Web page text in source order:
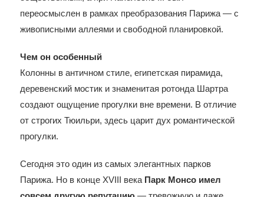
переосмыслен в рамках преобразования Парижа — с
живописными аллеями и свободной планировкой.
Чем он особенный
Колонны в античном стиле, египетская пирамида,
деревенский мостик и знаменитая ротонда Шартра
создают ощущение прогулки вне времени. В отличие
от строгих Тюильри, здесь царит дух романтической
прогулки.
Сегодня это один из самых элегантных парков
Парижа. Но в конце XVIII века Парк Монсо имел